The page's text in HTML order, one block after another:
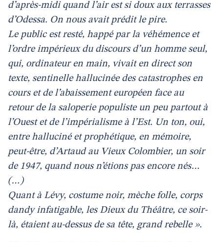
d’après-midi quand l’air est si doux aux terrasses
d’Odessa. On nous avait prédit le pire.
Le public est resté, happé par la véhémence et
l’ordre impérieux du discours d’un homme seul,
qui, ordinateur en main, vivait en direct son
texte, sentinelle hallucinée des catastrophes en
cours et de l’abaissement européen face au
retour de la saloperie populiste un peu partout à
l’Ouest et de l’impérialisme à l’Est. Un ton, oui,
entre halluciné et prophétique, en mémoire,
peut-être, d’Artaud au Vieux Colombier, un soir
de 1947, quand nous n’étions pas encore nés…
(…)
Quant à Lévy, costume noir, mèche folle, corps
dandy infatigable, les Dieux du Théâtre, ce soir-
là, étaient au-dessus de sa tête, grand rebelle ».